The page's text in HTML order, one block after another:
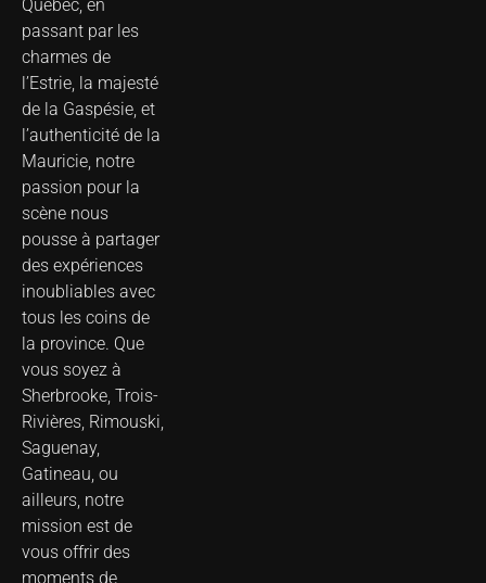
Québec, en
passant par les
charmes de
l’Estrie, la majesté
de la Gaspésie, et
l’authenticité de la
Mauricie, notre
passion pour la
scène nous
pousse à partager
des expériences
inoubliables avec
tous les coins de
la province. Que
vous soyez à
Sherbrooke, Trois-
Rivières, Rimouski,
Saguenay,
Gatineau, ou
ailleurs, notre
mission est de
vous offrir des
moments de